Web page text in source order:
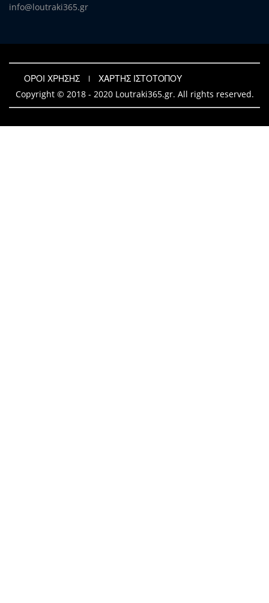
info@loutraki365.gr
ΟΡΟΙ ΧΡΗΣΗΣ
ΧΑΡΤΗΣ ΙΣΤΟΤΟΠΟΥ
Copyright © 2018 - 2020 Loutraki365.gr. All rights reserved.